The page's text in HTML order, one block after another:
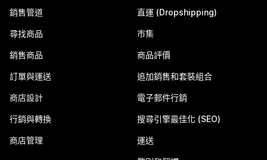
銷售管道
尋找商品
銷售商品
訂單與運送
商店設計
行銷與轉換
商店管理
直運 (Dropshipping)
市集
商品評價
追加銷售和套裝組合
電子郵件行銷
搜尋引擎最佳化 (SEO)
運送